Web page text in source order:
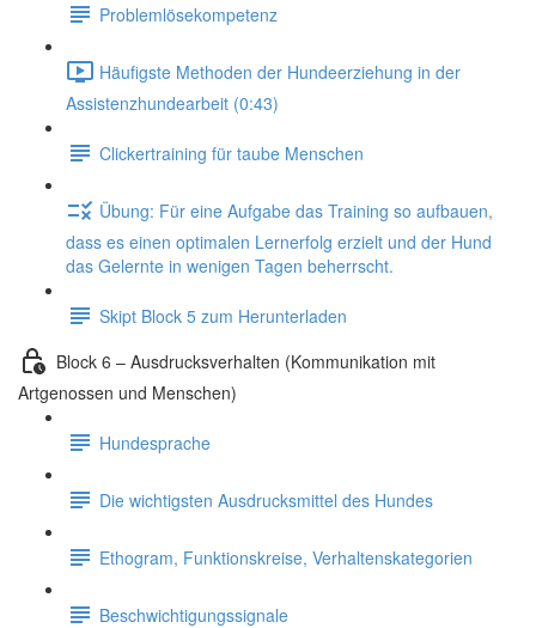
Problemlösekompetenz
Häufigste Methoden der Hundeerziehung in der
Assistenzhundearbeit (0:43)
Clickertraining für taube Menschen
Übung: Für eine Aufgabe das Training so aufbauen,
dass es einen optimalen Lernerfolg erzielt und der Hund
das Gelernte in wenigen Tagen beherrscht.
Skipt Block 5 zum Herunterladen
Block 6 – Ausdrucksverhalten (Kommunikation mit
Artgenossen und Menschen)
Hundesprache
Die wichtigsten Ausdrucksmittel des Hundes
Ethogram, Funktionskreise, Verhaltenskategorien
Beschwichtigungssignale